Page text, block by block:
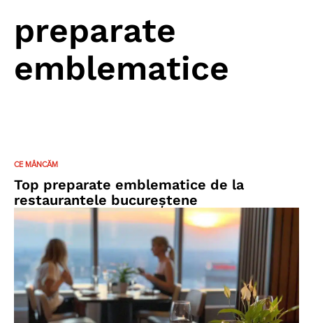
preparate
emblematice
CE MÂNCĂM
Top preparate emblematice de la
restaurantele bucureștene